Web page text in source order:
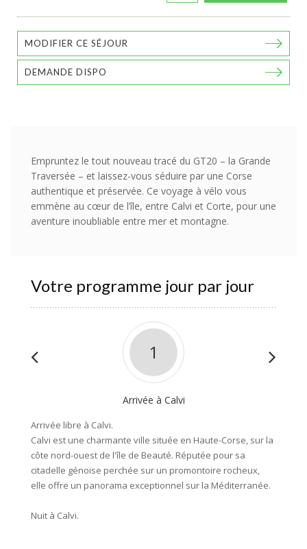
MODIFIER CE SÉJOUR
DEMANDE DISPO
Empruntez le tout nouveau tracé du GT20 – la Grande
Traversée – et laissez-vous séduire par une Corse
authentique et préservée. Ce voyage à vélo vous
emmène au cœur de l’île, entre Calvi et Corte, pour une
aventure inoubliable entre mer et montagne.
Votre programme jour par jour
1
Arrivée à Calvi
Arrivée libre à Calvi.
Calvi est une charmante ville située en Haute-Corse, sur la
côte nord-ouest de l'île de Beauté. Réputée pour sa
citadelle génoise perchée sur un promontoire rocheux,
elle offre un panorama exceptionnel sur la Méditerranée.
Nuit à Calvi.